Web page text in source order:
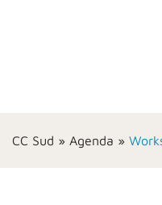
CC Sud » Agenda »